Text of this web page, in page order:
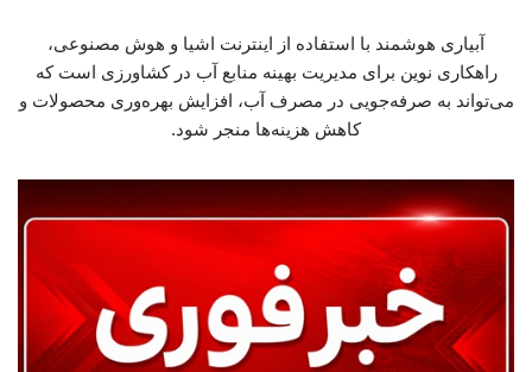
آبیاری هوشمند با استفاده از اینترنت اشیا و هوش مصنوعی،
راهکاری نوین برای مدیریت بهینه منابع آب در کشاورزی است که
می‌تواند به صرفه‌جویی در مصرف آب، افزایش بهره‌وری محصولات و
کاهش هزینه‌ها منجر شود.